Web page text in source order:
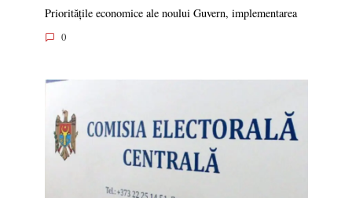
Prioritățile economice ale noului Guvern, implementarea
0